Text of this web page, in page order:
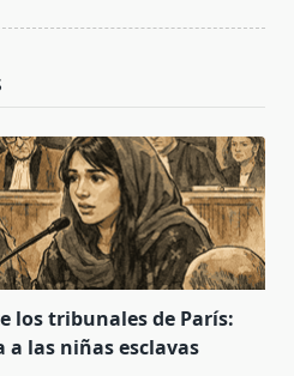
los tribunales de París:
las niñas esclavas